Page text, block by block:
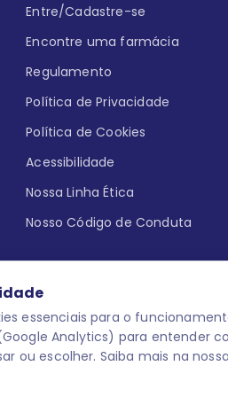
essenciais para o
Analytics) para entender
ou escolher. Saiba mais na nossa
Entre/Cadastre-se
Encontre uma farmácia
Regulamento
Política de Privacidade
Política de Cookies
Acessibilidade
Nossa Linha Ética
Nosso Código de Conduta
aqui uma reação adversa com
para o público leigo e para os
medicamentos. M-AS ONE-
O